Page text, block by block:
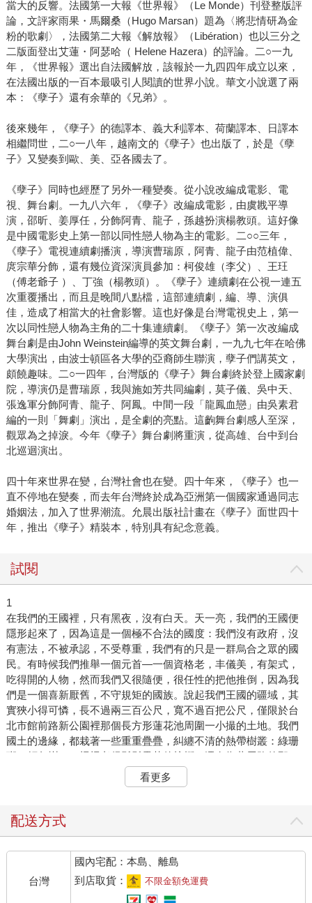
當大的反響。法國第一大報《世界報》（Le Monde）刊登整版評
論，文評家雨果・馬爾桑（Hugo Marsan）題為〈將悲情研為金
粉的歌劇〉，法國第二大報《解放報》（Libération）也以三分之
二版面登出艾蓮・阿瑟哈（ Helene Hazera）的評論。二○一九
年，《世界報》選出自法國解放，該報於一九四四年成立以來，
在法國出版的一百本最吸引人閱讀的世界小說。華文小說選了兩
本：《孽子》還有余華的《兄弟》。
後來幾年，《孽子》的德譯本、義大利譯本、荷蘭譯本、日譯本
相繼問世，二○一八年，越南文的《孽子》也出版了，於是《孽
子》又變奏到歐、美、亞各國去了。
《孽子》同時也經歷了另外一種變奏。從小說改編成電影、電
視、舞台劇。一九八六年，《孽子》改編成電影，由虞戡平導
演，邵昕、姜厚任，分飾阿青、龍子，孫越扮演楊教頭。這好像
是中國電影史上第一部以同性戀人物為主的電影。二○○三年，
《孽子》電視連續劇播演，導演曹瑞原，阿青、龍子由范植偉、
庹宗華分飾，還有幾位資深演員參加：柯俊雄（李父）、王玨
（傅老爺子 ）、丁強（楊教頭）。《孽子》連續劇在公視一連五
次重覆播出，而且是晚間八點檔，這部連續劇，編、導、演俱
佳，造成了相當大的社會影響。這也好像是台灣電視史上，第一
次以同性戀人物為主角的二十集連續劇。《孽子》第一次改編成
舞台劇是由John Weinstein編導的英文舞台劇，一九九七年在哈佛
大學演出，由波士頓區各大學的亞裔師生聯演，孽子們講英文，
頗饒趣味。二○一四年，台灣版的《孽子》舞台劇終於登上國家劇
院，導演仍是曹瑞原，我與施如芳共同編劇，莫子儀、吳中天、
張逸軍分飾阿青、龍子、阿鳳。中間一段「龍鳳血戀」由吳素君
編的一則「舞劇」演出，是全劇的亮點。這齣舞台劇感人至深，
觀眾為之掉淚。今年《孽子》舞台劇將重演，從高雄、台中到台
北巡迴演出。
四十年來世界在變，台灣社會也在變。四十年來，《孽子》也一
直不停地在變奏，而去年台灣終於成為亞洲第一個國家通過同志
婚姻法，加入了世界潮流。允晨出版社計畫在《孽子》面世四十
年，推出《孽子》精裝本，特別具有紀念意義。
試閱
1
在我們的王國裡，只有黑夜，沒有白天。天一亮，我們的王國便
隱形起來了，因為這是一個極不合法的國度：我們沒有政府，沒
有憲法，不被承認，不受尊重，我們有的只是一群烏合之眾的國
民。有時候我們推舉一個元首—一個資格老，丰儀美，有架式，
吃得開的人物，然而我們又很隨便，很任性的把他推倒，因為我
們是一個喜新厭舊，不守規矩的國族。說起我們王國的疆域，其
實狹小得可憐，長不過兩三百公尺，寬不過百把公尺，僅限於台
北市館前路新公園裡那個長方形蓮花池周圍一小撮的土地。我們
國土的邊緣，都栽著一些重重疊疊，糾纏不清的熱帶樹叢：綠珊
瑚、麵包樹，一棵棵老得鬚髮零落的棕櫚，還有靠著馬路的那一
排終日搖頭嘆息的大王椰，如同一圈緊密的圍籬，把我們的王國
遮掩起來，與外面世界暫時隔離。然而圍籬外面那個大千世界的
播音台那邊，那架喧囂的擴音機，經常送過來，外面世界一些聳
叫道：美國太空人登陸月球！港台國際販毒私梟今晨落網！水肥
處貪污案明日開庭。
我們一個個都豎起耳朵，好像是虎狼滿佈的森林中，一群劫後餘
看更多
配送方式
台灣
國內宅配：本島、離島
到店取貨：
不限金額免運費